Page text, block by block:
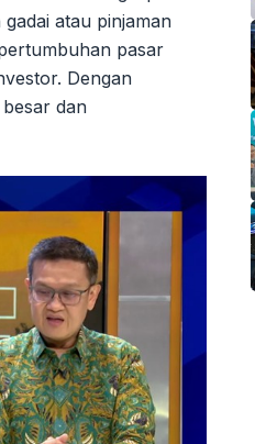
atau pinjaman
pasar
Dengan
dan